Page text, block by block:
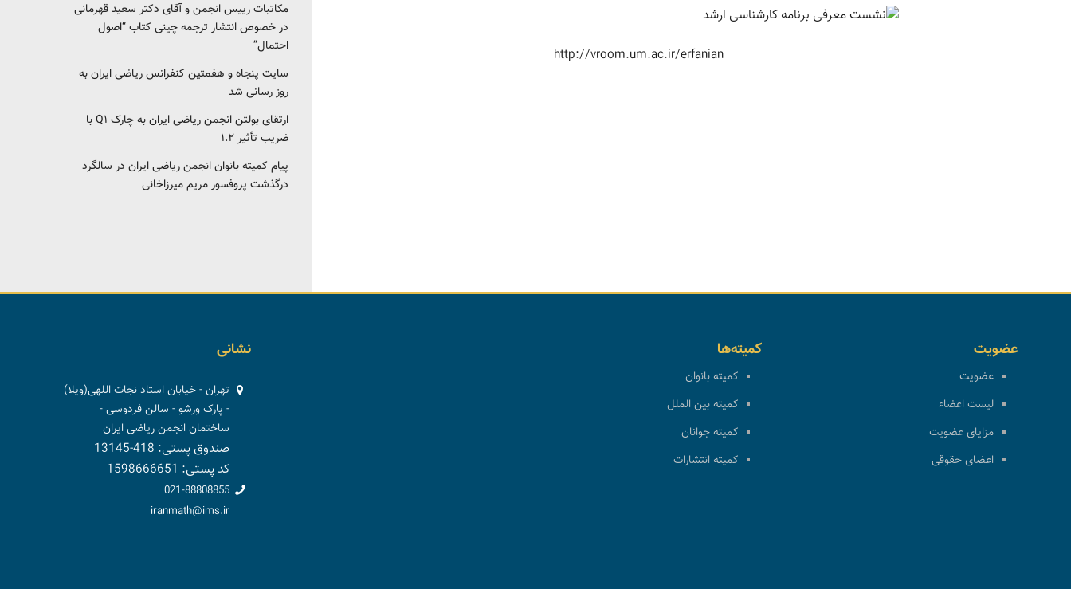
http://vroom.um.ac.ir/erfanian
مکاتبات رییس انجمن و آقای دکتر سعید قهرمانی
در خصوص انتشار ترجمه چینی کتاب “اصول
احتمال”
سایت پنجاه و هفمتین کنفرانس ریاضی ایران به
روز رسانی شد
ارتقای بولتن انجمن ریاضی ایران به چارک Q1 با
ضریب تأثیر ۱.۲
پیام کمیته بانوان انجمن ریاضی ایران در سالگرد
درگذشت پروفسور مریم میرزاخانی
عضویت
عضویت
لیست اعضاء
مزایای عضویت
اعضای حقوقی
کمیته‌ها
کمیته بانوان
کمیته بین الملل
کمیته جوانان
کمیته انتشارات
نشانی
تهران - خیابان استاد نجات اللهی(ویلا)
- پارک ورشو - سالن فردوسی -
ساختمان انجمن ریاضی ایران
صندوق پستی: 418-13145
کد پستی: 1598666651
021-88808855
iranmath@ims.ir